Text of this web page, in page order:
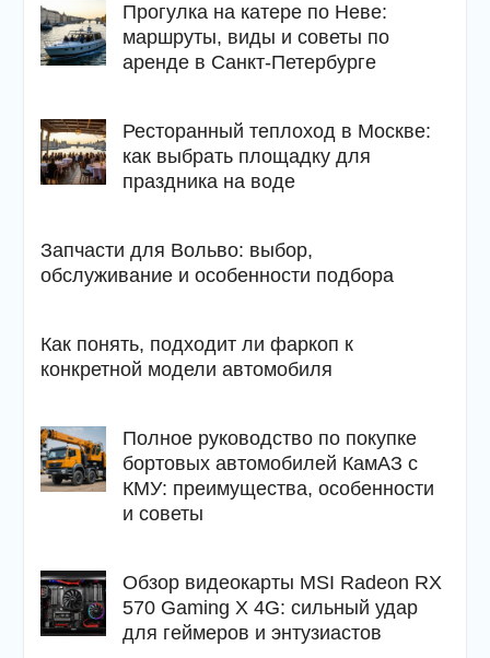
Прогулка на катере по Неве:
маршруты, виды и советы по
аренде в Санкт-Петербурге
Ресторанный теплоход в Москве:
как выбрать площадку для
праздника на воде
Запчасти для Вольво: выбор,
обслуживание и особенности подбора
Как понять, подходит ли фаркоп к
конкретной модели автомобиля
Полное руководство по покупке
бортовых автомобилей КамАЗ с
КМУ: преимущества, особенности
и советы
Обзор видеокарты MSI Radeon RX
570 Gaming X 4G: сильный удар
для геймеров и энтузиастов